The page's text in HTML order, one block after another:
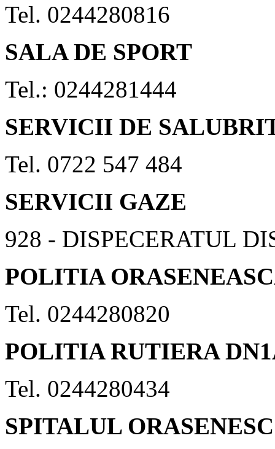
Tel. 0244280816
SALA DE SPORT
Tel.: 0244281444
SERVICII DE
Tel. 0722 547 484
SERVICII GAZE
928 - DISPECERATUL
POLITIA
Tel. 0244280820
POLITIA RUTIERA
Tel. 0244280434
SPITALUL ORASENESC